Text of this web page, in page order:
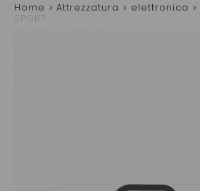
Home Attrezzatura elettronica
SPORT